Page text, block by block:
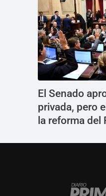
El Senado
privada, pero
la reforma del